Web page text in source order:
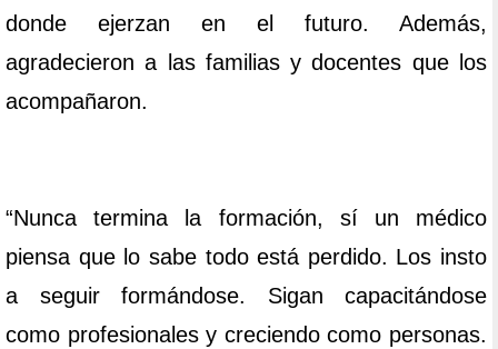
donde ejerzan en el futuro. Además,
agradecieron a las familias y docentes que los
acompañaron.
“Nunca termina la formación, sí un médico
piensa que lo sabe todo está perdido. Los insto
a seguir formándose. Sigan capacitándose
como profesionales y creciendo como personas.